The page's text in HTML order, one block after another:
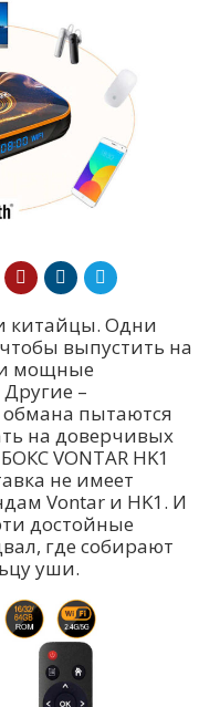
китайцы. Одни
выпустить на
мощные
–
пытаются
на доверчивых
VONTAR HK1
не имеет
Vontar и HK1. И
достойные
где собирают
уши.